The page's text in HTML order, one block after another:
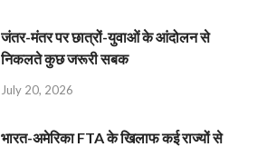
जंतर-मंतर पर छात्रों-युवाओं के आंदोलन से
निकलते कुछ जरूरी सबक
July 20, 2026
भारत-अमेरिका FTA के खिलाफ कई राज्यों से